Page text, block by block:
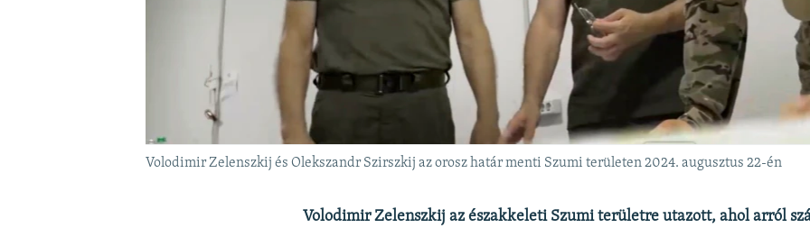
Volodimir Zelenszkij és Olekszandr Szirszkij az orosz határ menti Szumi területen 2024. augusztus 22-én
Volodimir Zelenszkij az északkeleti Szumi területre utazott, ahol arról